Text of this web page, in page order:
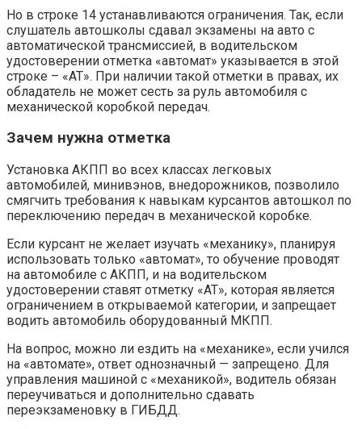
Но в строке 14 устанавливаются ограничения. Так, если
слушатель автошколы сдавал экзамены на авто с
автоматической трансмиссией, в водительском
удостоверении отметка «автомат» указывается в этой
строке – «АТ». При наличии такой отметки в правах, их
обладатель не может сесть за руль автомобиля с
механической коробкой передач.
Зачем нужна отметка
Установка АКПП во всех классах легковых
автомобилей, минивэнов, внедорожников, позволило
смягчить требования к навыкам курсантов автошкол по
переключению передач в механической коробке.
Если курсант не желает изучать «механику», планируя
использовать только «автомат», то обучение проводят
на автомобиле с АКПП, и на водительском
удостоверении ставят отметку «АТ», которая является
ограничением в открываемой категории, и запрещает
водить автомобиль оборудованный МКПП.
На вопрос, можно ли ездить на «механике», если учился
на «автомате», ответ однозначный — запрещено. Для
управления машиной с «механикой», водитель обязан
переучиваться и дополнительно сдавать
переэкзаменовку в ГИБДД.